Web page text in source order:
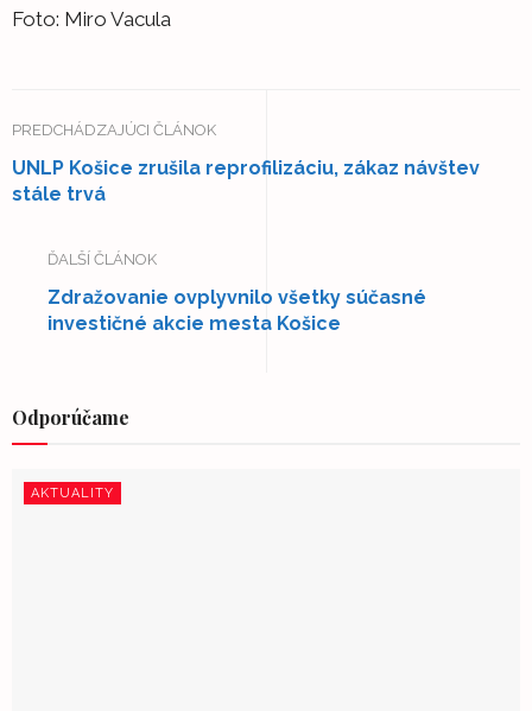
Foto: Miro Vacula
PREDCHÁDZAJÚCI ČLÁNOK
UNLP Košice zrušila reprofilizáciu, zákaz návštev
stále trvá
ĎALŠÍ ČLÁNOK
Zdražovanie ovplyvnilo všetky súčasné
investičné akcie mesta Košice
Odporúčame
AKTUALITY